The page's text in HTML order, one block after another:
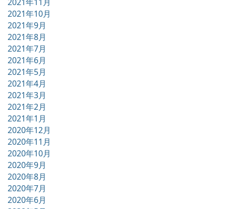
2021年11月
2021年10月
2021年9月
2021年8月
2021年7月
2021年6月
2021年5月
2021年4月
2021年3月
2021年2月
2021年1月
2020年12月
2020年11月
2020年10月
2020年9月
2020年8月
2020年7月
2020年6月